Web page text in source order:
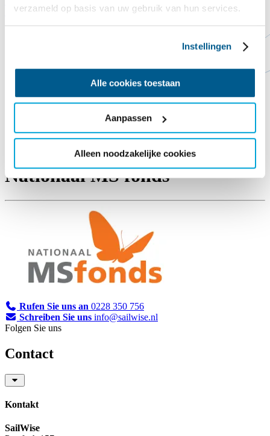
verzameld op basis van uw gebruik van hun services.
Instellingen
Alle cookies toestaan
Aanpassen
Alleen noodzakelijke cookies
Startseite
Nationaal MS fonds
Nationaal MS fonds
Rufen Sie uns an 0228 350 756
Schreiben Sie uns info@sailwise.nl
Folgen Sie uns
Contact
Kontakt
SailWise